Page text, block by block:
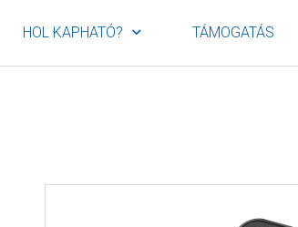
HOL KAPHATÓ? TÁMOGATÁS